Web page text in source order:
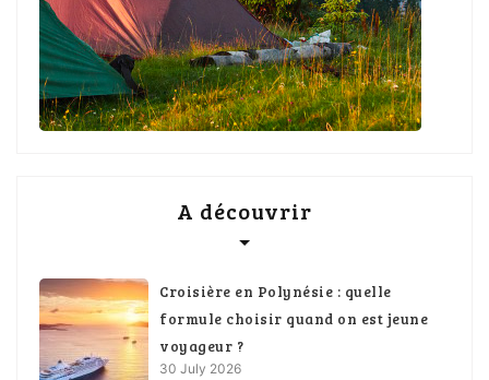
A découvrir
Croisière en Polynésie : quelle
formule choisir quand on est jeune
voyageur ?
30 July 2026